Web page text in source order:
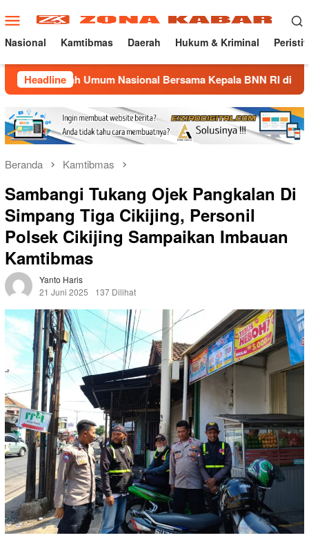
ke
konten
Menu
Mobile
Nasional Kamtibmas Daerah Hukum & Kriminal
Headline
Nasional Bersama Kepala BNN RI di UNMA
Beranda Kamtibmas
Sambangi Tukang Ojek Pangkalan Di
Simpang Tiga Cikijing, Personil
Polsek Cikijing Sampaikan Imbauan
Kamtibmas
Yanto Haris
21 Juni 2025
137 Dilihat